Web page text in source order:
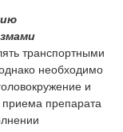
транспортными
необходимо
и
препарата